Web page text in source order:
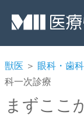
獣医 ＞ 眼科・歯科
科一次診療
まずここ